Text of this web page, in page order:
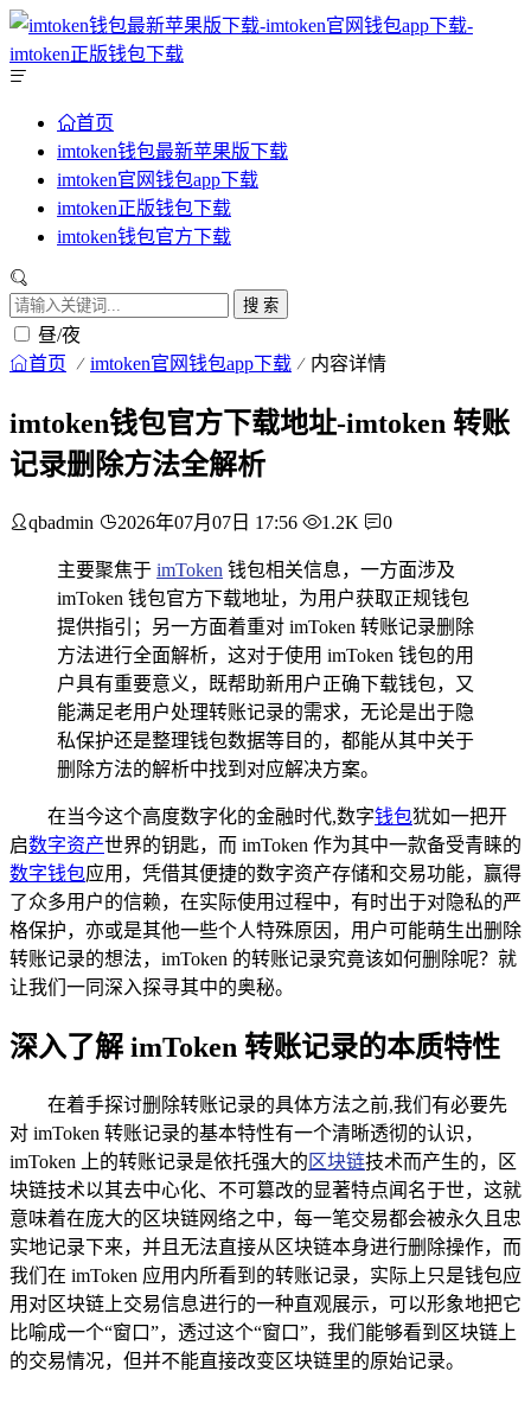
首页
imtoken钱包最新苹果版下载
imtoken官网钱包app下载
imtoken正版钱包下载
imtoken钱包官方下载
搜 索
昼/夜
首页 imtoken官网钱包app下载 内容详情
imtoken钱包官方下载地址-imtoken 转账
记录删除方法全解析
qbadmin 2026年07月07日 17:56 1.2K 0
主要聚焦于 imToken 钱包相关信息，一方面涉及
imToken 钱包官方下载地址，为用户获取正规钱包
提供指引；另一方面着重对 imToken 转账记录删除
方法进行全面解析，这对于使用 imToken 钱包的用
户具有重要意义，既帮助新用户正确下载钱包，又
能满足老用户处理转账记录的需求，无论是出于隐
私保护还是整理钱包数据等目的，都能从其中关于
删除方法的解析中找到对应解决方案。
在当今这个高度数字化的金融时代,数字钱包犹如一把开
启数字资产世界的钥匙，而 imToken 作为其中一款备受青睐的
数字钱包应用，凭借其便捷的数字资产存储和交易功能，赢得
了众多用户的信赖，在实际使用过程中，有时出于对隐私的严
格保护，亦或是其他一些个人特殊原因，用户可能萌生出删除
转账记录的想法，imToken 的转账记录究竟该如何删除呢？就
让我们一同深入探寻其中的奥秘。
深入了解 imToken 转账记录的本质特性
在着手探讨删除转账记录的具体方法之前,我们有必要先
对 imToken 转账记录的基本特性有一个清晰透彻的认识，
imToken 上的转账记录是依托强大的 区块链技术而产生的，区
块链技术以其去中心化、不可篡改的显著特点闻名于世，这就
意味着在庞大的区块链网络之中，每一笔交易都会被永久且忠
实地记录下来，并且无法直接从区块链本身进行删除操作，而
我们在 imToken 应用内所看到的转账记录，实际上只是钱包应
用对区块链上交易信息进行的一种直观展示，可以形象地把它
比喻成一个“窗口”，透过这个“窗口”，我们能够看到区块链上
的交易情况，但并不能直接改变区块链里的原始记录。